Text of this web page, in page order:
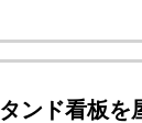
タンド看板